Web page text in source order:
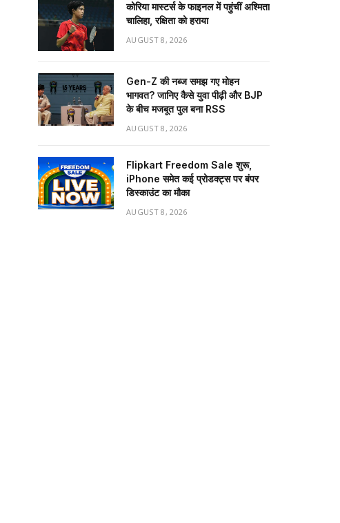
कोरिया मास्टर्स के फाइनल में पहुंचीं अश्मिता
चालिहा, रक्षिता को हराया
AUGUST 8, 2026
Gen-Z की नब्ज समझ गए मोहन
भागवत? जानिए कैसे युवा पीढ़ी और BJP
के बीच मजबूत पुल बना RSS
AUGUST 8, 2026
Flipkart Freedom Sale शुरू,
iPhone समेत कई प्रोडक्ट्स पर बंपर
डिस्काउंट का मौका
AUGUST 8, 2026